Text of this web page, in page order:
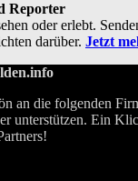
Reporter
oder erlebt.
darüber. Jetzt
an die folgenden
unterstützen. Ein